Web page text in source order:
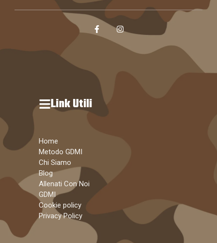
Link Utili
Home
Metodo GDMI
Chi Siamo
Blog
Allenati Con Noi
GDMI
Cookie policy
Privacy Policy